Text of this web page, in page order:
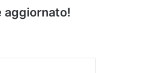
aggiornato!